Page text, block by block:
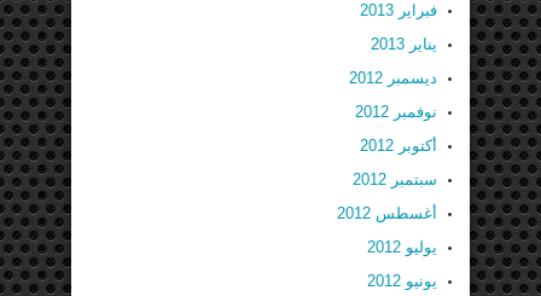
فبراير 2013
يناير 2013
ديسمبر 2012
نوفمبر 2012
أكتوبر 2012
سبتمبر 2012
أغسطس 2012
يوليو 2012
يونيو 2012